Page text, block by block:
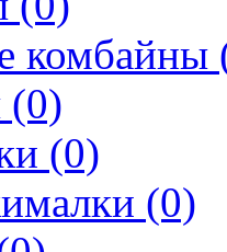
комбайны
(0)
(0)
(0)